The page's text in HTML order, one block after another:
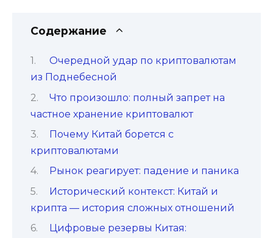
Содержание
Очередной удар по криптовалютам
из Поднебесной
Что произошло: полный запрет на
частное хранение криптовалют
Почему Китай борется с
криптовалютами
Рынок реагирует: падение и паника
Исторический контекст: Китай и
крипта — история сложных отношений
Цифровые резервы Китая: